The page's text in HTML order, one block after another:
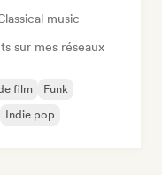
music
sur mes réseaux
film
Funk
Indie pop